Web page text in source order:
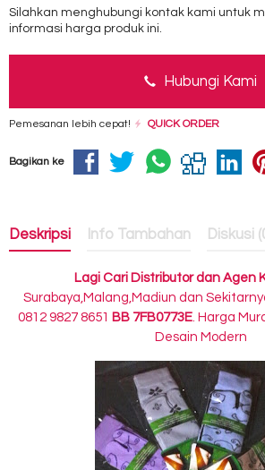
Silahkan menghubungi kontak kami untuk
informasi harga produk ini.
Hubungi Kami
Pemesanan lebih cepat! QUICK ORDER
Bagikan ke
Deskripsi Info Tambahan Diskusi
Lagi Cari Distributor dan Agen
Surabaya,Malang,Madiun dan
0812 9827 8651 BB 7FB0773E. Harga
Desain Modern